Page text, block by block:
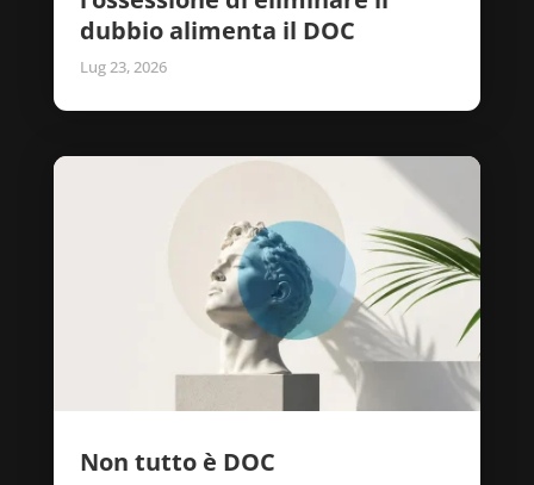
dubbio alimenta il DOC
Lug 23, 2026
Non tutto è DOC